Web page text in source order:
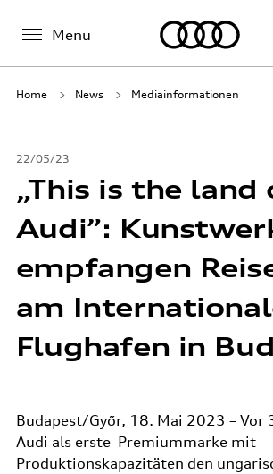
Menu
Home News Mediainformationen
22/05/23
„This is the land
Audi”:
empfangen
am
Flughafen in
Budapest/Győr, 18. Mai 2023 – Vor
Audi als erste Premiummarke mit
Produktionskapazitäten den